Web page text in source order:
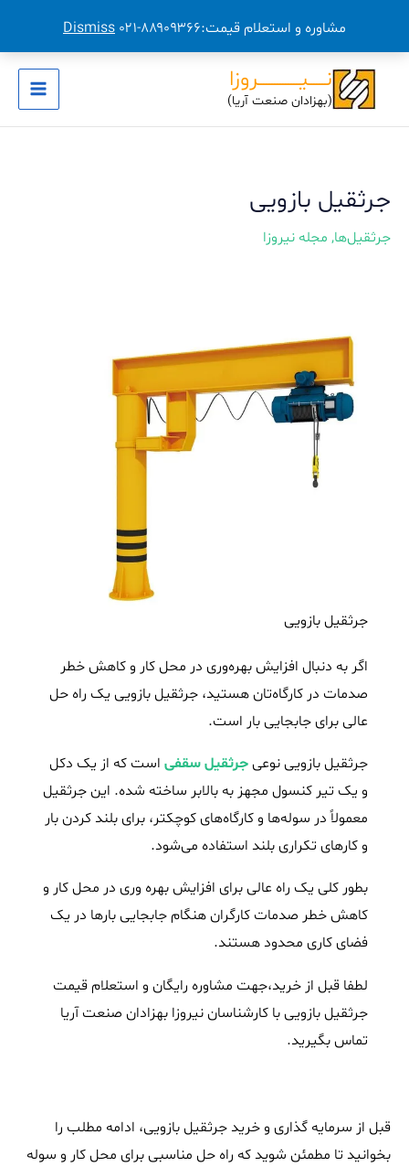
نــــــیـــــــــــــــروزا
(بهزادان صنعت آریا)
Main
جرثقیل بازویی
جرثقیل‌ها مجله نیروزا
جرثقیل بازویی
اگر به دنبال افزایش بهره‌وری در محل کار و کاهش خطر
صدمات در کارگاه‌تان هستید، جرثقیل بازویی یک راه حل
عالی برای جابجایی بار است.
جرثقیل بازویی نوعیجرثقیل سقفیاست که از یک دکل
و یک تیر کنسول مجهز به بالابر ساخته شده. این جرثقیل
معمولاً در سوله‌ها و کارگاه‌های کوچکتر، برای بلند کردن بار
و کارهای تکراری بلند استفاده می‌شود.
بطور کلی یک راه عالی برای افزایش بهره وری در محل کار و
کاهش خطر صدمات کارگران هنگام جابجایی بارها در یک
فضای کاری محدود هستند.
لطفا قبل از خرید‌‌‌‌،جهت مشاوره رایگان و استعلام قیمت
جرثقیل بازویی با کارشناسان نیروزا بهزادان صنعت آریا
تماس بگیرید.
قبل از سرمایه گذاری و خرید جرثقیل بازویی، ادامه مطلب را
بخوانید تا مطمئن شوید که راه حل مناسبی برای محل کار و سوله
مشاوره و استعلام قیمت:۸۸۹۰۹۳۶۶-۰۲۱ Dismiss